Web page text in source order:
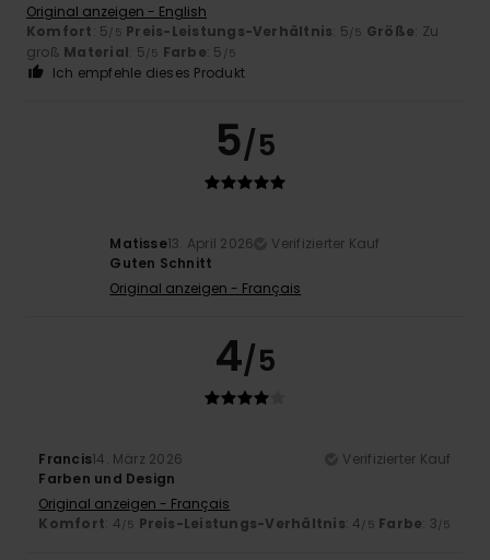
Original anzeigen - English
Komfort: 5 /5 Preis-Leistungs-Verhältnis: 5 /5 Größe: Zu
groß Material: 5 /5 Farbe: 5 /5
Ich empfehle dieses Produkt
5/5
Matisse13. April 2026
Verifizierter Kauf
Guten Schnitt
Original anzeigen - Français
4/5
Francis14. März 2026
Verifizierter Kauf
Farben und Design
Original anzeigen - Français
Komfort: 4 /5 Preis-Leistungs-Verhältnis: 4 /5 Farbe: 3 /5